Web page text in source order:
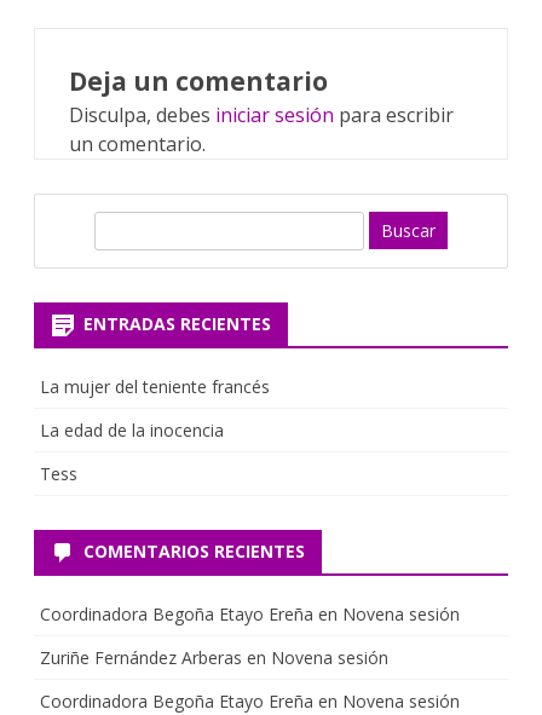
Deja un comentario
Disculpa, debes iniciar sesión para escribir
un comentario.
ENTRADAS RECIENTES
La mujer del teniente francés
La edad de la inocencia
Tess
COMENTARIOS RECIENTES
Coordinadora Begoña Etayo Ereña en Novena sesión
Zuriñe Fernández Arberas en Novena sesión
Coordinadora Begoña Etayo Ereña en Novena sesión